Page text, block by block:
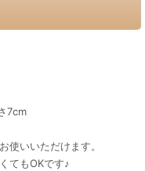
7cm
使いいただけます。
てもOKです♪